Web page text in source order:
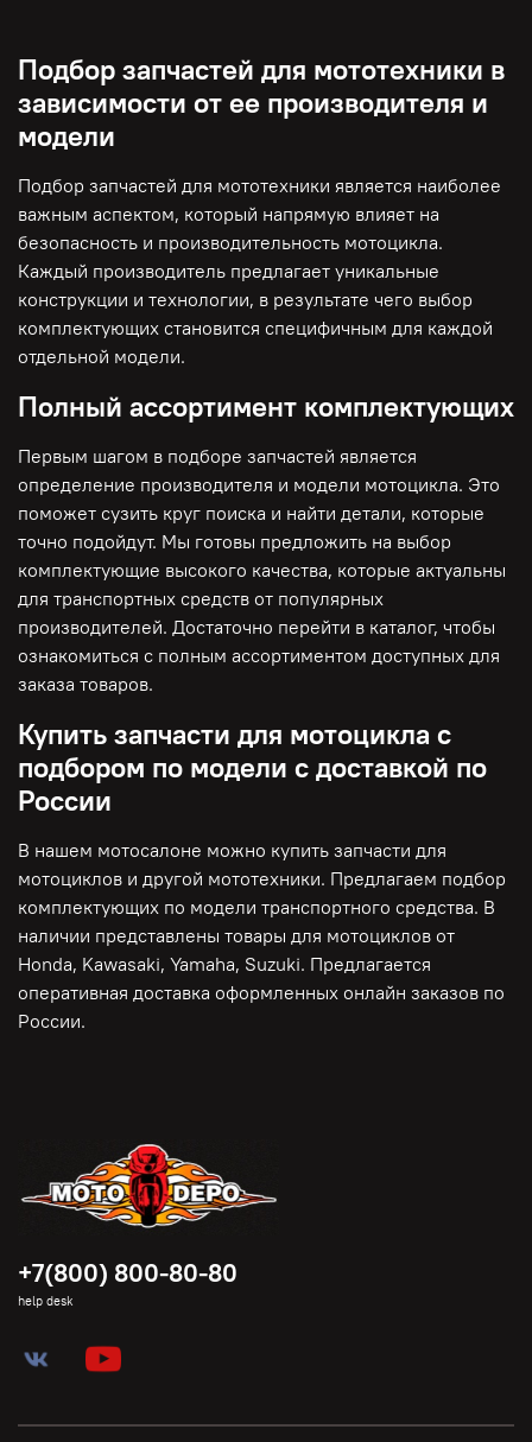
Подбор запчастей для мототехники в
зависимости от ее производителя и
модели
Подбор запчастей для мототехники является наиболее
важным аспектом, который напрямую влияет на
безопасность и производительность мотоцикла.
Каждый производитель предлагает уникальные
конструкции и технологии, в результате чего выбор
комплектующих становится специфичным для каждой
отдельной модели.
Полный ассортимент комплектующих
Первым шагом в подборе запчастей является
определение производителя и модели мотоцикла. Это
поможет сузить круг поиска и найти детали, которые
точно подойдут. Мы готовы предложить на выбор
комплектующие высокого качества, которые актуальны
для транспортных средств от популярных
производителей. Достаточно перейти в каталог, чтобы
ознакомиться с полным ассортиментом доступных для
заказа товаров.
Купить запчасти для мотоцикла с
подбором по модели с доставкой по
России
В нашем мотосалоне можно купить запчасти для
мотоциклов и другой мототехники. Предлагаем подбор
комплектующих по модели транспортного средства. В
наличии представлены товары для мотоциклов от
Honda, Kawasaki, Yamaha, Suzuki. Предлагается
оперативная доставка оформленных онлайн заказов по
России.
+7(800) 800-80-80
help desk